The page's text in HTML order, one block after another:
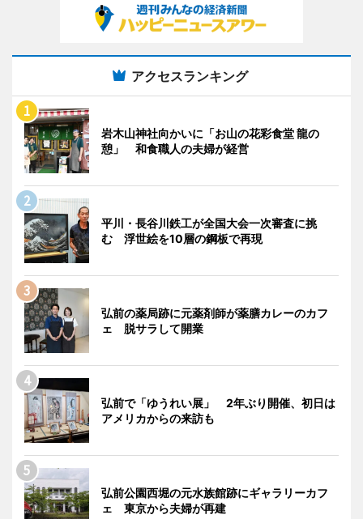
アクセスランキング
岩木山神社向かいに「お山の花彩食堂 龍の
憩」 和食職人の夫婦が経営
平川・長谷川鉄工が全国大会一次審査に挑
む 浮世絵を10層の鋼板で再現
弘前の薬局跡に元薬剤師が薬膳カレーのカフ
ェ 脱サラして開業
弘前で「ゆうれい展」 2年ぶり開催、初日は
アメリカからの来訪も
弘前公園西堀の元水族館跡にギャラリーカフ
ェ 東京から夫婦が再建